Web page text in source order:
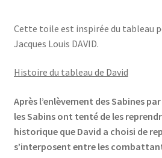
Cette toile est inspirée du tableau
Jacques Louis DAVID.
Histoire du tableau de David
Après l’enlèvement des Sabines
les Sabins ont tenté de les
historique que David a choisi de
s’interposent entre les